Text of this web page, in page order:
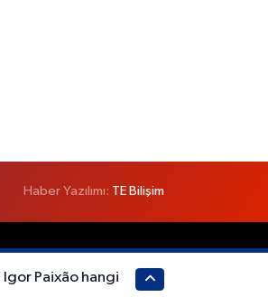
Haber Yazılımı: TE Bilişim
Igor Paixão hangi